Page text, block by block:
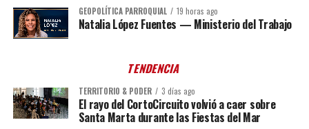
GEOPOLÍTICA PARROQUIAL 19 horas ago
Natalia López Fuentes — Ministerio del Trabajo
TENDENCIA
TERRITORIO & PODER 3 días ago
El rayo del CortoCircuito volvió a caer sobre
Santa Marta durante las Fiestas del Mar